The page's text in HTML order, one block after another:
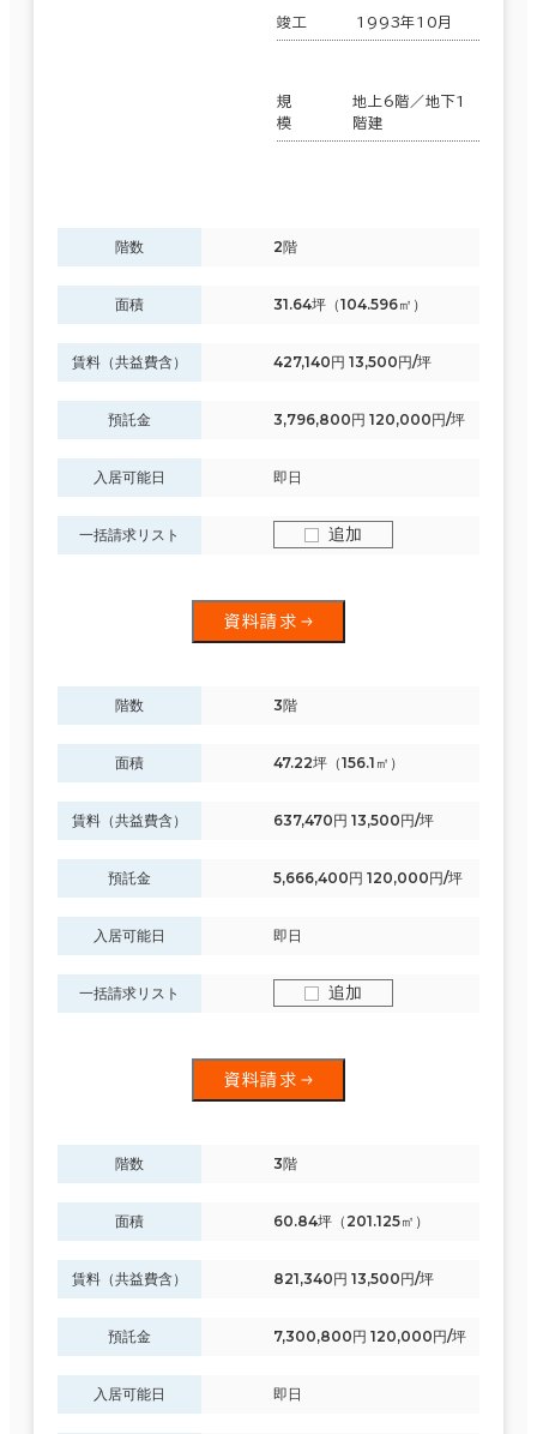
竣工 1993年10月
規
模
地上6階／地下1
階建
階数 2階
面積 31.64坪（104.596㎡）
賃料（共益費含） 427,140円 13,500円/坪
預託金 3,796,800円 120,000円/坪
入居可能日 即日
一括請求リスト 追加
資料請求
階数 3階
面積 47.22坪（156.1㎡）
賃料（共益費含） 637,470円 13,500円/坪
預託金 5,666,400円 120,000円/坪
入居可能日 即日
一括請求リスト 追加
資料請求
階数 3階
面積 60.84坪（201.125㎡）
賃料（共益費含） 821,340円 13,500円/坪
預託金 7,300,800円 120,000円/坪
入居可能日 即日